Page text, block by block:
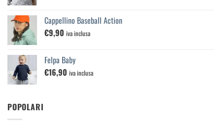
Cappellino Baseball Action
€9,90 iva inclusa
Felpa Baby
€16,90 iva inclusa
POPOLARI